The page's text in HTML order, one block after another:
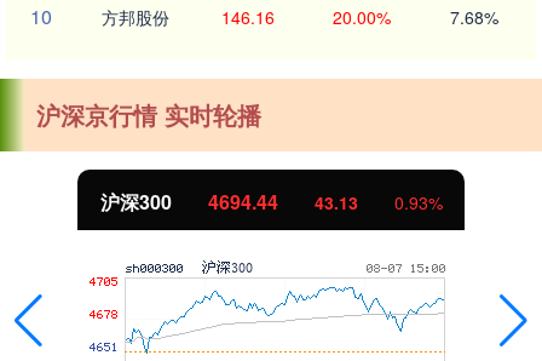
10 方邦股份 146.16 20.00% 7.68%
沪深京行情 实时轮播
沪深300 4694.44 43.13 0.93%